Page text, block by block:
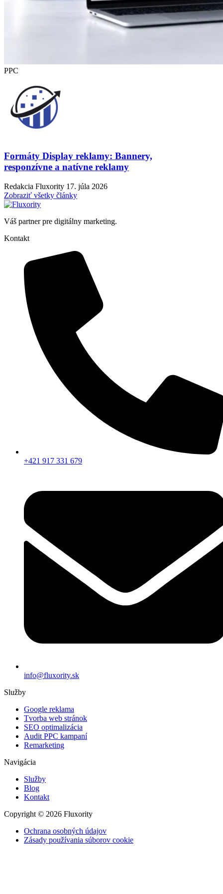
PPC
Formáty Display reklamy: Bannery,
responzívne a natívne reklamy
Redakcia Fluxority 17. júla 2026
Zobraziť všetky články
Váš partner pre digitálny marketing.
Kontakt
+421 917 331 679
info@fluxority.sk
Služby
Google reklama
Tvorba web stránok
SEO optimalizácia
Audit PPC kampaní
Remarketing
Navigácia
Služby
Blog
Kontakt
Copyright © 2026 Fluxority
Ochrana osobných údajov
Zásady používania súborov cookie